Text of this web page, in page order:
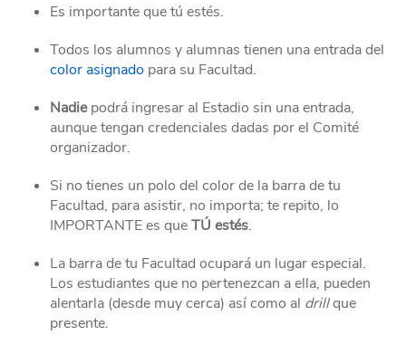
Es importante que tú estés.
Todos los alumnos y alumnas tienen una entrada del
color asignado para su Facultad.
Nadiepodrá ingresar al Estadio sin una entrada,
aunque tengan credenciales dadas por el Comité
organizador.
Si no tienes un polo del color de la barra de tu
Facultad, para asistir, no importa; te repito, lo
IMPORTANTE es queTÚ estés.
La barra de tu Facultad ocupará un lugar especial.
Los estudiantes que no pertenezcan a ella, pueden
alentarla (desde muy cerca) así como al drillque
presente.